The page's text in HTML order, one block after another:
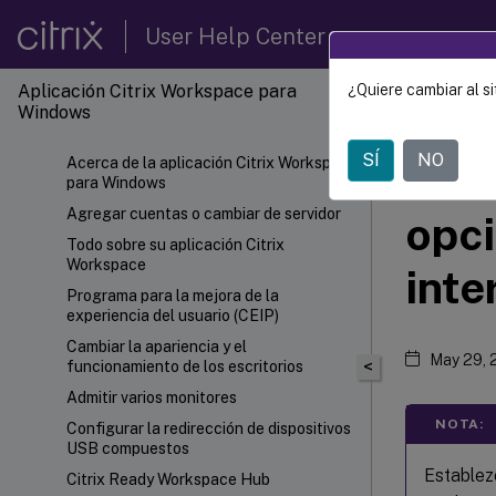
User Help Center
Aplicación Citrix Workspace para
Windows
Acerca de la aplicación Citrix Workspace
para Windows
Agregar cuentas o cambiar de servidor
Todo sobre su aplicación Citrix
Workspace
Programa para la mejora de la
experiencia del usuario (CEIP)
Cambiar la apariencia y el
funcionamiento de los escritorios
Admitir varios monitores
Configurar la redirección de dispositivos
USB compuestos
Citrix Ready Workspace Hub
< May 29,
NOTA:
¿Quiere cambiar al
SÍ NO